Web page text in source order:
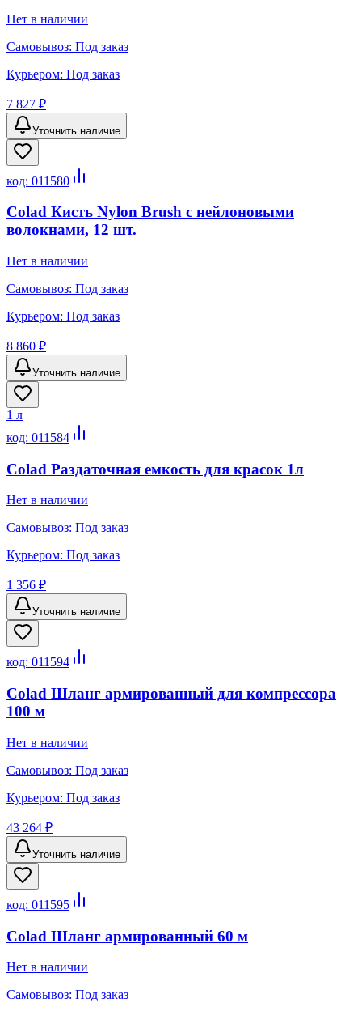
Нет в наличии
Самовывоз: Под заказ
Курьером: Под заказ
7 827 ₽
Уточнить наличие
код: 011580
Colad Кисть Nylon Brush с нейлоновыми
волокнами, 12 шт.
Нет в наличии
Самовывоз: Под заказ
Курьером: Под заказ
8 860 ₽
Уточнить наличие
1 л
код: 011584
Colad Раздаточная емкость для красок 1л
Нет в наличии
Самовывоз: Под заказ
Курьером: Под заказ
1 356 ₽
Уточнить наличие
код: 011594
Colad Шланг армированный для компрессора
100 м
Нет в наличии
Самовывоз: Под заказ
Курьером: Под заказ
43 264 ₽
Уточнить наличие
код: 011595
Colad Шланг армированный 60 м
Нет в наличии
Самовывоз: Под заказ